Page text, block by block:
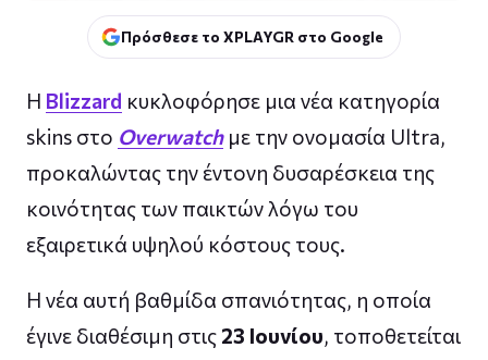
Πρόσθεσε το XPLAYGR στο Google
Η Blizzard κυκλοφόρησε μια νέα κατηγορία
skins στο Overwatchμε την ονομασία Ultra,
προκαλώντας την έντονη δυσαρέσκεια της
κοινότητας των παικτών λόγω του
εξαιρετικά υψηλού κόστους τους.
Η νέα αυτή βαθμίδα σπανιότητας, η οποία
έγινε διαθέσιμη στις 23 Ιουνίου, τοποθετείται